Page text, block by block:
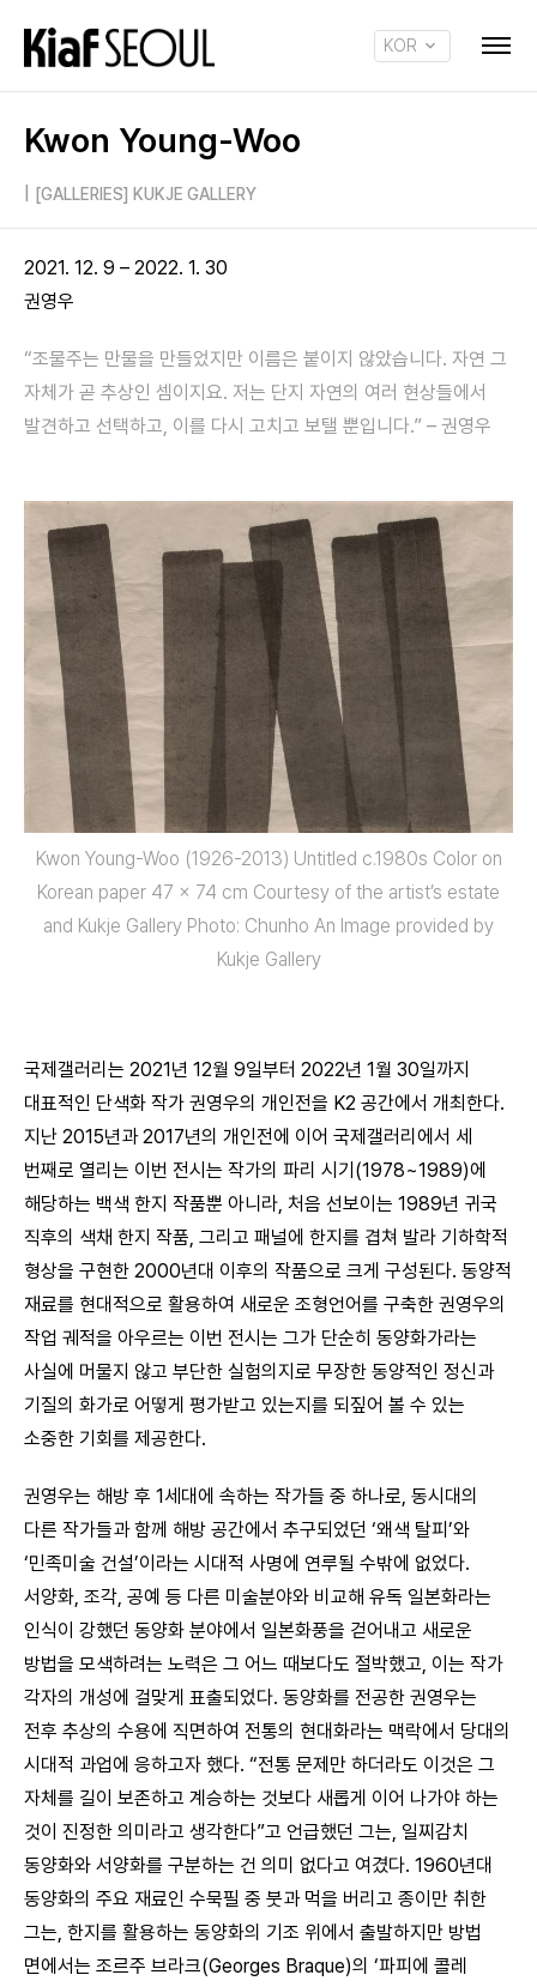
KOR
Kwon Young-Woo
[GALLERIES] KUKJE GALLERY
2021. 12. 9 – 2022. 1. 30
권영우
“조물주는 만물을 만들었지만 이름은 붙이지 않았습니다. 자연 그
자체가 곧 추상인 셈이지요. 저는 단지 자연의 여러 현상들에서
발견하고 선택하고, 이를 다시 고치고 보탤 뿐입니다.” – 권영우
Kwon Young-Woo (1926-2013) Untitled c.1980s Color on
Korean paper 47 x 74 cm Courtesy of the artist’s estate
and Kukje Gallery Photo: Chunho An Image provided by
Kukje Gallery
국제갤러리는 2021년 12월 9일부터 2022년 1월 30일까지
대표적인 단색화 작가 권영우의 개인전을 K2 공간에서 개최한다.
지난 2015년과 2017년의 개인전에 이어 국제갤러리에서 세
번째로 열리는 이번 전시는 작가의 파리 시기(1978~1989)에
해당하는 백색 한지 작품뿐 아니라, 처음 선보이는 1989년 귀국
직후의 색채 한지 작품, 그리고 패널에 한지를 겹쳐 발라 기하학적
형상을 구현한 2000년대 이후의 작품으로 크게 구성된다. 동양적
재료를 현대적으로 활용하여 새로운 조형언어를 구축한 권영우의
작업 궤적을 아우르는 이번 전시는 그가 단순히 동양화가라는
사실에 머물지 않고 부단한 실험의지로 무장한 동양적인 정신과
기질의 화가로 어떻게 평가받고 있는지를 되짚어 볼 수 있는
소중한 기회를 제공한다.
권영우는 해방 후 1세대에 속하는 작가들 중 하나로, 동시대의
다른 작가들과 함께 해방 공간에서 추구되었던 ‘왜색 탈피’와
‘민족미술 건설’이라는 시대적 사명에 연루될 수밖에 없었다.
서양화, 조각, 공예 등 다른 미술분야와 비교해 유독 일본화라는
인식이 강했던 동양화 분야에서 일본화풍을 걷어내고 새로운
방법을 모색하려는 노력은 그 어느 때보다도 절박했고, 이는 작가
각자의 개성에 걸맞게 표출되었다. 동양화를 전공한 권영우는
전후 추상의 수용에 직면하여 전통의 현대화라는 맥락에서 당대의
시대적 과업에 응하고자 했다. “전통 문제만 하더라도 이것은 그
자체를 길이 보존하고 계승하는 것보다 새롭게 이어 나가야 하는
것이 진정한 의미라고 생각한다”고 언급했던 그는, 일찌감치
동양화와 서양화를 구분하는 건 의미 없다고 여겼다. 1960년대
동양화의 주요 재료인 수묵필 중 붓과 먹을 버리고 종이만 취한
그는, 한지를 활용하는 동양화의 기조 위에서 출발하지만 방법
면에서는 조르주 브라크(Georges Braque)의 ‘파피에 콜레